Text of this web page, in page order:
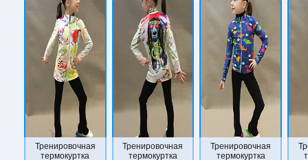
Тренировочная
термокуртка
Тренировочная
термокуртка
Тренировочная
термокуртка